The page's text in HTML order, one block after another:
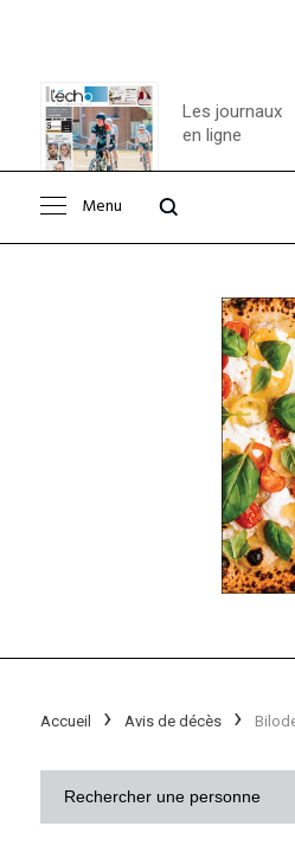
Consulter le
Les journaux
en ligne
Menu
Accueil Avis de décès